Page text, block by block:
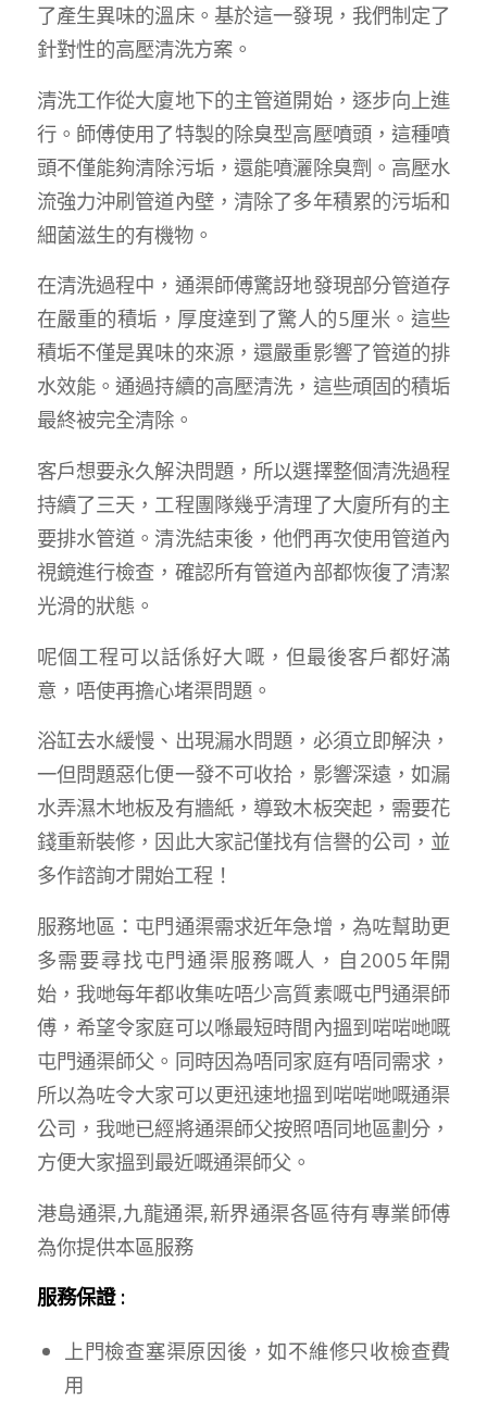
了產生異味的溫床。基於這一發現，我們制定了
針對性的高壓清洗方案。
清洗工作從大廈地下的主管道開始，逐步向上進
行。師傅使用了特製的除臭型高壓噴頭，這種噴
頭不僅能夠清除污垢，還能噴灑除臭劑。高壓水
流強力沖刷管道內壁，清除了多年積累的污垢和
細菌滋生的有機物。
在清洗過程中，通渠師傅驚訝地發現部分管道存
在嚴重的積垢，厚度達到了驚人的5厘米。這些
積垢不僅是異味的來源，還嚴重影響了管道的排
水效能。通過持續的高壓清洗，這些頑固的積垢
最終被完全清除。
客戶想要永久解決問題，所以選擇整個清洗過程
持續了三天，工程團隊幾乎清理了大廈所有的主
要排水管道。清洗結束後，他們再次使用管道內
視鏡進行檢查，確認所有管道內部都恢復了清潔
光滑的狀態。
呢個工程可以話係好大嘅，但最後客戶都好滿
意，唔使再擔心堵渠問題。
浴缸去水緩慢、出現漏水問題，必須立即解決，
一但問題惡化便一發不可收拾，影響深遠，如漏
水弄濕木地板及有牆紙，導致木板突起，需要花
錢重新裝修，因此大家記僅找有信譽的公司，並
多作諮詢才開始工程！
服務地區：屯門通渠需求近年急增，為咗幫助更
多需要尋找屯門通渠服務嘅人，自2005年開
始，我哋每年都收集咗唔少高質素嘅屯門通渠師
傅，希望令家庭可以喺最短時間內搵到啱啱哋嘅
屯門通渠師父。同時因為唔同家庭有唔同需求，
所以為咗令大家可以更迅速地搵到啱啱哋嘅通渠
公司，我哋已經將通渠師父按照唔同地區劃分，
方便大家搵到最近嘅通渠師父。
港島通渠,九龍通渠,新界通渠各區待有專業師傅
為你提供本區服務
服務保證 :
上門檢查塞渠原因後，如不維修只收檢查費
用